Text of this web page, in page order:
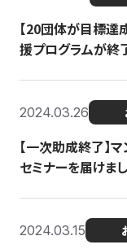
【20団体が目標
援プログラムが終
2024.03.26
【一次助成終了】
セミナーを届けま
2024.03.15